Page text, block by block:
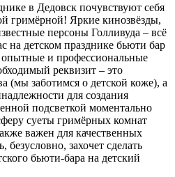
в Дедовск почувствуют себя
гримёрной! Яркие кинозвёзды,
персоны Голливуда – всё
на детском празднике бьюти бар
и профессиональные
реквизит – это
(мы заботимся о детской коже), а
для создания
подсветкой моментально
суеты гримёрных комнат
важен для качественных
захочет сделать
бьюти-бара на детский